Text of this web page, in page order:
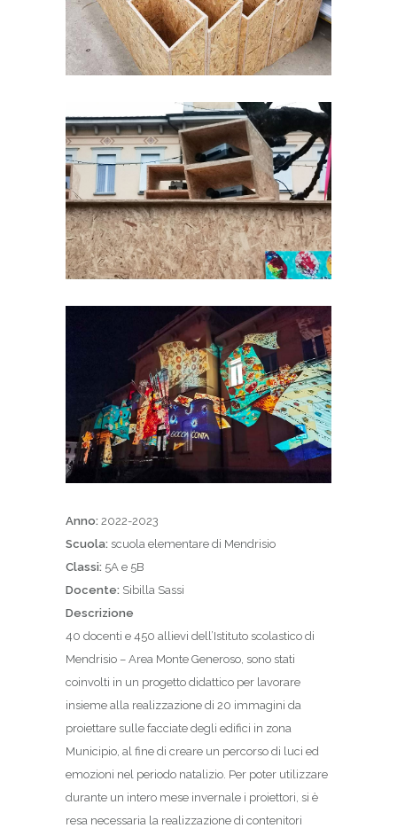
Anno: 2022-2023
Scuola: scuola elementare di Mendrisio
Classi: 5A e 5B
Docente: Sibilla Sassi
Descrizione
40 docenti e 450 allievi dell’Istituto scolastico di
Mendrisio – Area Monte Generoso, sono stati
coinvolti in un progetto didattico per lavorare
insieme alla realizzazione di 20 immagini da
proiettare sulle facciate degli edifici in zona
Municipio, al fine di creare un percorso di luci ed
emozioni nel periodo natalizio. Per poter utilizzare
durante un intero mese invernale i proiettori, si è
resa necessaria la realizzazione di contenitori